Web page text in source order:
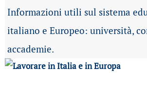
Informazioni utili sul sistema
italiano e Europeo: università,
accademie.